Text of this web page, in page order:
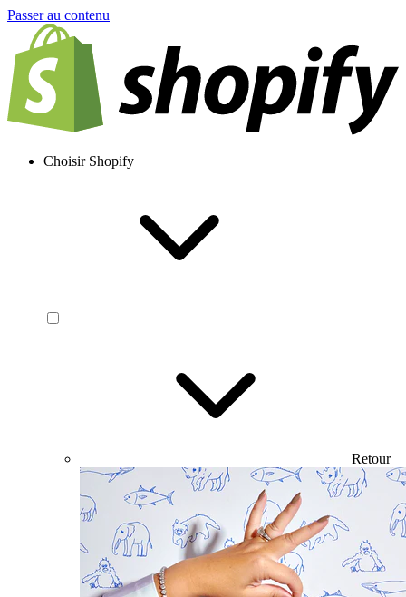
Passer au contenu
Choisir Shopify
Retour